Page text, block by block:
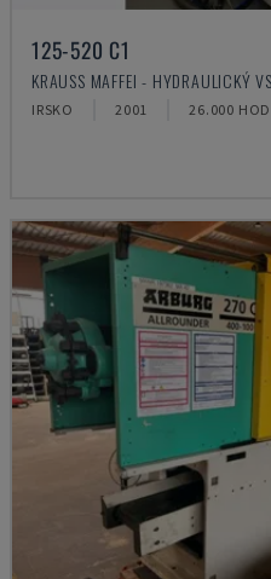
125-520 C1
KRAUSS MAFFEI - HYDRAULICKÝ
IRSKO 2001 26.000 HOD